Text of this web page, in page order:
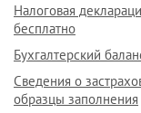
Налоговая
бесплатно
Бухгалтерский
Сведения о
образцы заполнения